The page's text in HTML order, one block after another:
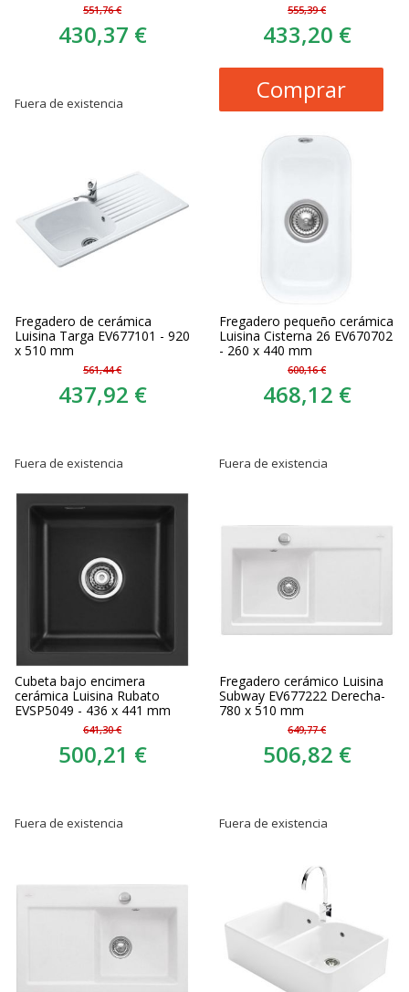
551,76 €
430,37 €
Fuera de existencia
555,39 €
433,20 €
Comprar
Fregadero de cerámica
Luisina Targa EV677101 - 920
x 510 mm
561,44 €
437,92 €
Fuera de existencia
Fregadero pequeño cerámica
Luisina Cisterna 26 EV670702
- 260 x 440 mm
600,16 €
468,12 €
Fuera de existencia
Cubeta bajo encimera
cerámica Luisina Rubato
EVSP5049 - 436 x 441 mm
641,30 €
500,21 €
Fuera de existencia
Fregadero cerámico Luisina
Subway EV677222 Derecha-
780 x 510 mm
649,77 €
506,82 €
Fuera de existencia